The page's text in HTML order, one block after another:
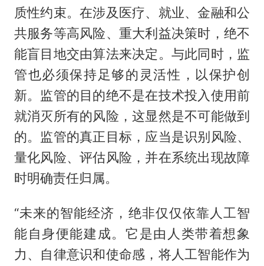
质性约束。在涉及医疗、就业、金融和公
共服务等高风险、重大利益决策时，绝不
能盲目地交由算法来决定。与此同时，监
管也必须保持足够的灵活性，以保护创
新。监管的目的绝不是在技术投入使用前
就消灭所有的风险，这显然是不可能做到
的。监管的真正目标，应当是识别风险、
量化风险、评估风险，并在系统出现故障
时明确责任归属。
“未来的智能经济，绝非仅仅依靠人工智
能自身便能建成。它是由人类带着想象
力、自律意识和使命感，将人工智能作为